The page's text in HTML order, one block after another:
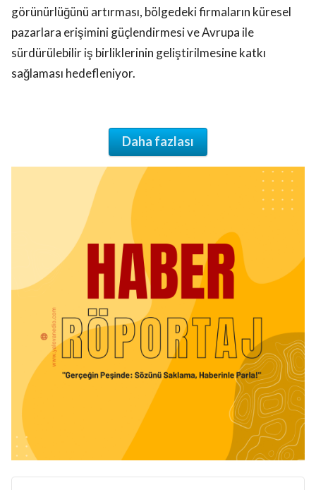
görünürlüğünü artırması, bölgedeki firmaların küresel
pazarlara erişimini güçlendirmesi ve Avrupa ile
sürdürülebilir iş birliklerinin geliştirilmesine katkı
sağlaması hedefleniyor.
Daha fazlası